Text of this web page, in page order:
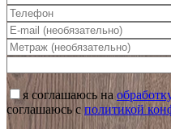
я соглашаюсь на
соглашаюсь с политикой